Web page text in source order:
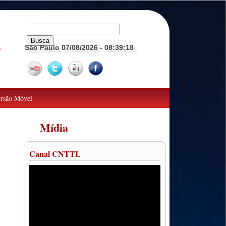
São Paulo 07/08/2026 - 08:39:19
Móvel
Mídia
Canal CNTTL